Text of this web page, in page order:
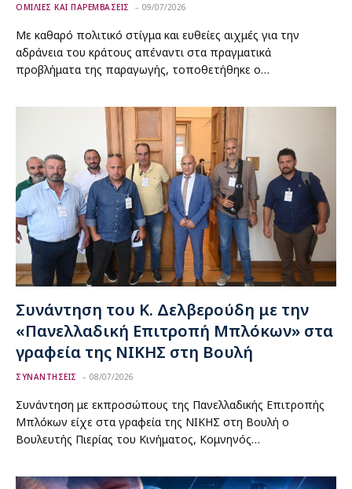
ΟΜΙΛΙΕΣ ΚΑΙ ΠΑΡΕΜΒΑΣΕΙΣ 09/07/2026
Με καθαρό πολιτικό στίγμα και ευθείες αιχμές για την
αδράνεια του κράτους απέναντι στα πραγματικά
προβλήματα της παραγωγής, τοποθετήθηκε ο…
Συνάντηση του Κ. Δελβερούδη με την
«Πανελλαδική Επιτροπή Μπλόκων» στα
γραφεία της ΝΙΚΗΣ στη Βουλή
ΣΥΝΑΝΤΗΣΕΙΣ 08/07/2026
Συνάντηση με εκπροσώπους της Πανελλαδικής Επιτροπής
Μπλόκων είχε στα γραφεία της ΝΙΚΗΣ στη Βουλή ο
Βουλευτής Πιερίας του Κινήματος, Κομνηνός…